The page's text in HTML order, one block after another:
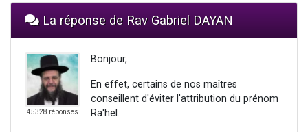
La réponse de Rav Gabriel DAYAN
45328 réponses
Bonjour,
En effet, certains de nos maîtres
conseillent d'éviter l'attribution du prénom
Ra'hel.